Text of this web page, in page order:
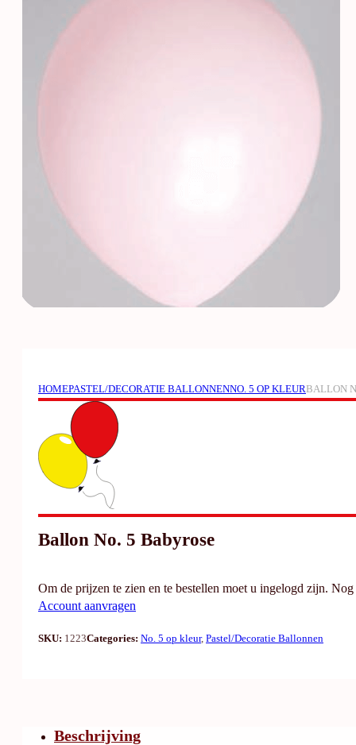
HOMEPASTEL/DECORATIE BALLONNENNO. 5 OP KLEURBALLON
Ballon No. 5 Babyrose
Om de prijzen te zien en te bestellen moet u ingelogd zijn. Nog
Account aanvragen
SKU: 1223Categories: No. 5 op kleur, Pastel/Decoratie Ballonnen
Beschrijving